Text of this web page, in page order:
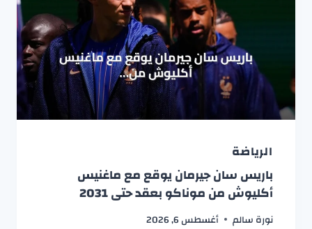
الرياضة
باريس سان جيرمان يوقع مع ماغنيس
أكليوش من موناكو بعقد حتى 2031
نورة سالم أغسطس 6, 2026